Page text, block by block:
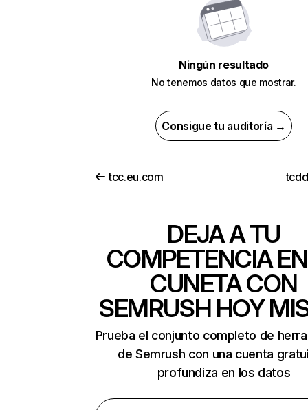
Ningún resultado
No tenemos datos que mostrar.
Consigue tu auditoría →
tcc.eu.com
DEJA A TU
COMPETENCIA
CUNETA CON
SEMRUSH HOY
Prueba el conjunto completo de
de Semrush con una cuenta
profundiza en los datos